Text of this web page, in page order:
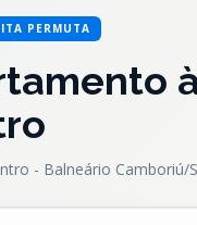
PERMUTA
- Balneário Camboriú/